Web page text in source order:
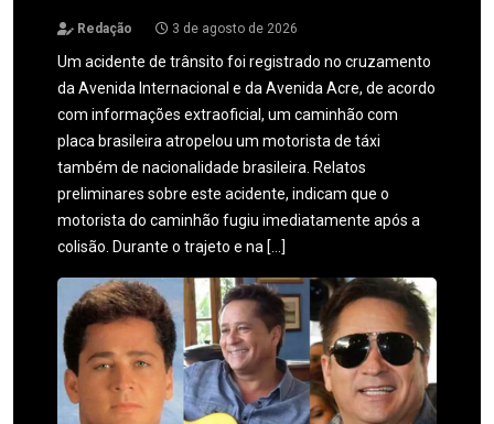
Redação 3 de agosto de 2026
Um acidente de trânsito foi registrado no cruzamento
da Avenida Internacional e da Avenida Acre, de acordo
com informações extraoficial, um caminhão com
placa brasileira atropelou um motorista de táxi
também de nacionalidade brasileira. Relatos
preliminares sobre este acidente, indicam que o
motorista do caminhão fugiu imediatamente após a
colisão. Durante o trajeto e na […]